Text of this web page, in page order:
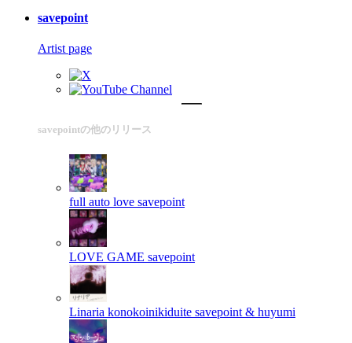
savepoint
Artist page
savepointの他のリリース
full auto love savepoint
LOVE GAME savepoint
Linaria konokoinikiduite savepoint & huyumi